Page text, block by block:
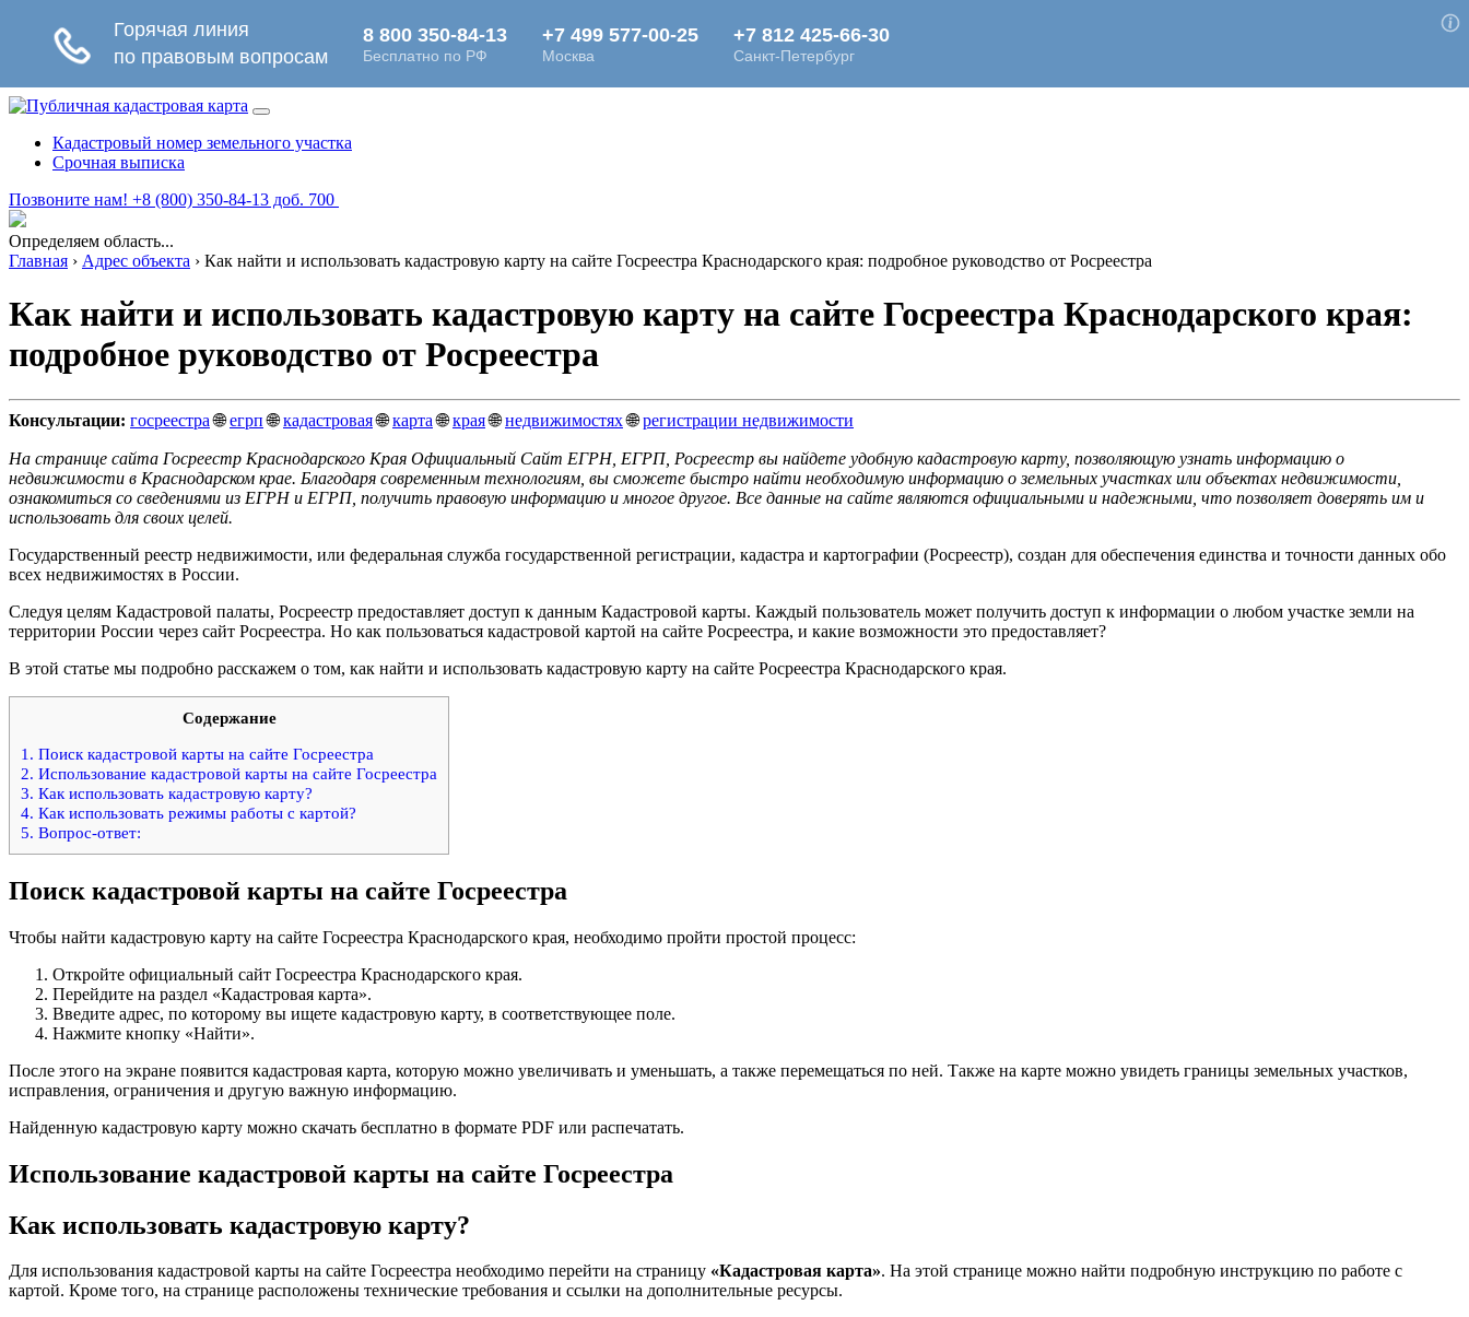
Кадастровый номер земельного участка
Срочная выписка
Позвоните нам! +8 (800) 350-84-13 доб. 700
Определяем область...
Главная › Адрес объекта › Как найти и использовать кадастровую карту на сайте Госреестра Краснодарского края: подробное руководство от Росреестра
Как найти и использовать кадастровую карту на сайте Госреестра Краснодарского края:
подробное руководство от Росреестра
Консультации: госреестра🌐егрп🌐кадастровая🌐карта🌐края🌐недвижимостях🌐регистрации недвижимости
На странице сайта Госреестр Краснодарского Края Официальный Сайт ЕГРН, ЕГРП, Росреестр вы найдете удобную кадастровую карту, позволяющую узнать информацию о
недвижимости в Краснодарском крае. Благодаря современным технологиям, вы сможете быстро найти необходимую информацию о земельных участках или объектах недвижимости,
ознакомиться со сведениями из ЕГРН и ЕГРП, получить правовую информацию и многое другое. Все данные на сайте являются официальными и надежными, что позволяет доверять им и
использовать для своих целей.
Государственный реестр недвижимости, или федеральная служба государственной регистрации, кадастра и картографии (Росреестр), создан для обеспечения единства и точности данных обо
всех недвижимостях в России.
Следуя целям Кадастровой палаты, Росреестр предоставляет доступ к данным Кадастровой карты. Каждый пользователь может получить доступ к информации о любом участке земли на
территории России через сайт Росреестра. Но как пользоваться кадастровой картой на сайте Росреестра, и какие возможности это предоставляет?
В этой статье мы подробно расскажем о том, как найти и использовать кадастровую карту на сайте Росреестра Краснодарского края.
Содержание
1. Поиск кадастровой карты на сайте Госреестра
2. Использование кадастровой карты на сайте Госреестра
3. Как использовать кадастровую карту?
4. Как использовать режимы работы с картой?
5. Вопрос-ответ:
Поиск кадастровой карты на сайте Госреестра
Чтобы найти кадастровую карту на сайте Госреестра Краснодарского края, необходимо пройти простой процесс:
Откройте официальный сайт Госреестра Краснодарского края.
Перейдите на раздел «Кадастровая карта».
Введите адрес, по которому вы ищете кадастровую карту, в соответствующее поле.
Нажмите кнопку «Найти».
После этого на экране появится кадастровая карта, которую можно увеличивать и уменьшать, а также перемещаться по ней. Также на карте можно увидеть границы земельных участков,
исправления, ограничения и другую важную информацию.
Найденную кадастровую карту можно скачать бесплатно в формате PDF или распечатать.
Использование кадастровой карты на сайте Госреестра
Как использовать кадастровую карту?
Для использования кадастровой карты на сайте Госреестра необходимо перейти на страницу «Кадастровая карта». На этой странице можно найти подробную инструкцию по работе с
картой. Кроме того, на странице расположены технические требования и ссылки на дополнительные ресурсы.